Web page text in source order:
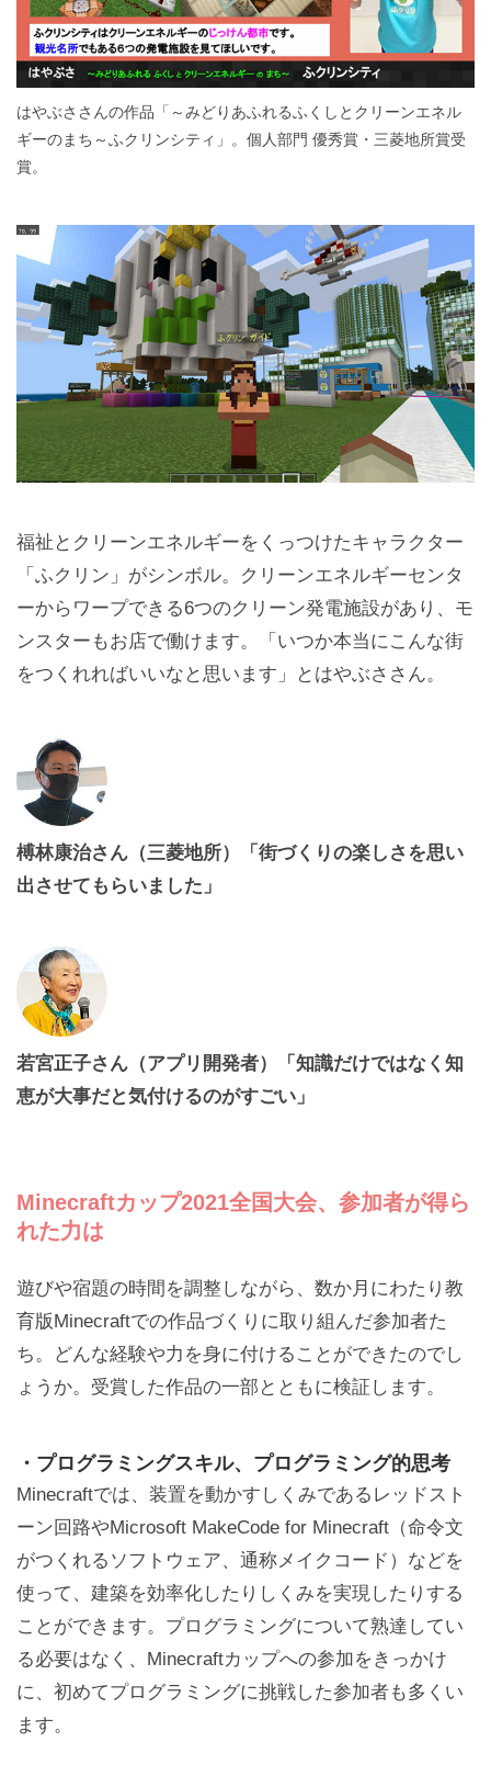
はやぶささんの作品「～みどりあふれるふくしとクリーンエネル
ギーのまち～ふクリンシティ」。個人部門 優秀賞・三菱地所賞受
賞。
福祉とクリーンエネルギーをくっつけたキャラクター
「ふクリン」がシンボル。クリーンエネルギーセンタ
ーからワープできる6つのクリーン発電施設があり、モ
ンスターもお店で働けます。「いつか本当にこんな街
をつくれればいいなと思います」とはやぶささん。
榑林康治さん（三菱地所）「街づくりの楽しさを思い
出させてもらいました」
若宮正子さん（アプリ開発者）「知識だけではなく知
恵が大事だと気付けるのがすごい」
Minecraftカップ2021全国大会、参加者が得ら
れた力は
遊びや宿題の時間を調整しながら、数か月にわたり教
育版Minecraftでの作品づくりに取り組んだ参加者た
ち。どんな経験や力を身に付けることができたのでし
ょうか。受賞した作品の一部とともに検証します。
・プログラミングスキル、プログラミング的思考
Minecraftでは、装置を動かすしくみであるレッドスト
ーン回路やMicrosoft MakeCode for Minecraft（命令文
がつくれるソフトウェア、通称メイクコード）などを
使って、建築を効率化したりしくみを実現したりする
ことができます。プログラミングについて熟達してい
る必要はなく、Minecraftカップへの参加をきっかけ
に、初めてプログラミングに挑戦した参加者も多くい
ます。